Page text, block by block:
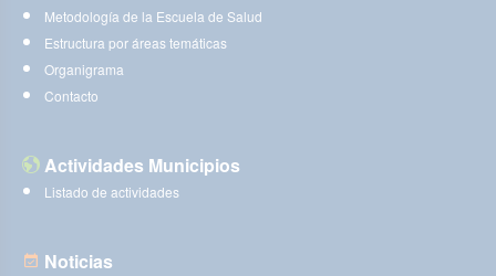
Metodología de la Escuela de Salud
Estructura por áreas temáticas
Organigrama
Contacto
Actividades Municipios
Listado de actividades
Noticias